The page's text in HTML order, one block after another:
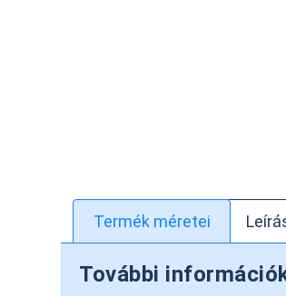
Termék méretei
További